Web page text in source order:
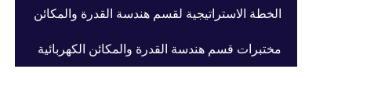
الخطة الاستراتيجية لقسم هندسة القدرة والمكائن
مختبرات قسم هندسة القدرة والمكائن الكهربائية